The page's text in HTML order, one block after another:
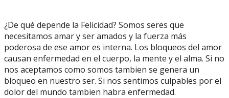
¿De qué depende la Felicidad? Somos seres que
necesitamos amar y ser amados y la fuerza más
poderosa de ese amor es interna. Los bloqueos del amor
causan enfermedad en el cuerpo, la mente y el alma. Si no
nos aceptamos como somos tambien se genera un
bloqueo en nuestro ser. Si nos sentimos culpables por el
dolor del mundo tambien habra enfermedad.